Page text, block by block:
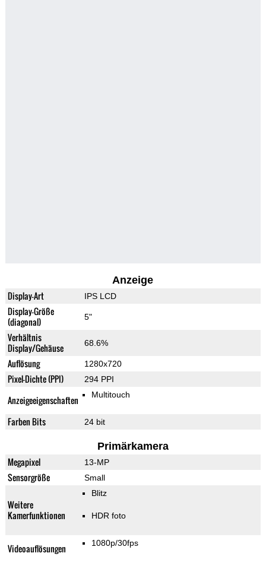
Anzeige
Display-Art IPS LCD
Display-Größe
(diagonal)
5"
Verhältnis
Display/Gehäuse
68.6%
Auflösung 1280x720
Pixel-Dichte (PPI) 294 PPI
Anzeigeeigenschaften Multitouch
Farben Bits 24 bit
Primärkamera
Megapixel 13-MP
Sensorgröße Small
Weitere
Kamerfunktionen
Blitz
HDR foto
Videoauflösungen 1080p/30fps